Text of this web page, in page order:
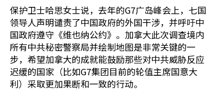
保护卫士哈思女士说，去年的G7广岛峰会上，七国
领导人声明谴责了中国政府的外国干涉，并呼吁中
国政府遵守《维也纳公约》。加拿大此次调查境内
所有中共秘密警察局并绘制地图是非常关键的一
步，希望加拿大的成就能鼓励那些对中共威胁反应
迟缓的国家（比如G7集团目前的轮值主席国意大
利）采取更加果断和一致的行动。